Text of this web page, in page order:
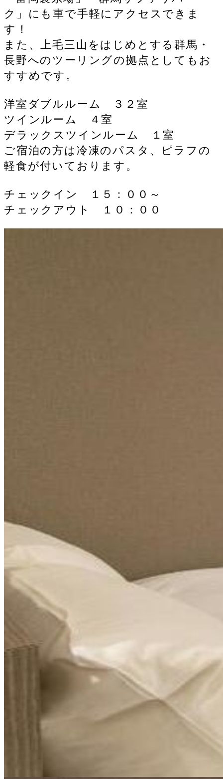
ク」にも車で手軽にアクセスできま
す！
また、上毛三山をはじめとする群馬・
長野へのツーリングの拠点としてもお
すすめです。
洋室ダブルルーム ３２室
ツインルーム ４室
デラックスツインルーム １室
ご宿泊の方は冷凍のパスタ、ピラフの
軽食が付いております。
チェックイン １５：００～
チェックアウト １０：００